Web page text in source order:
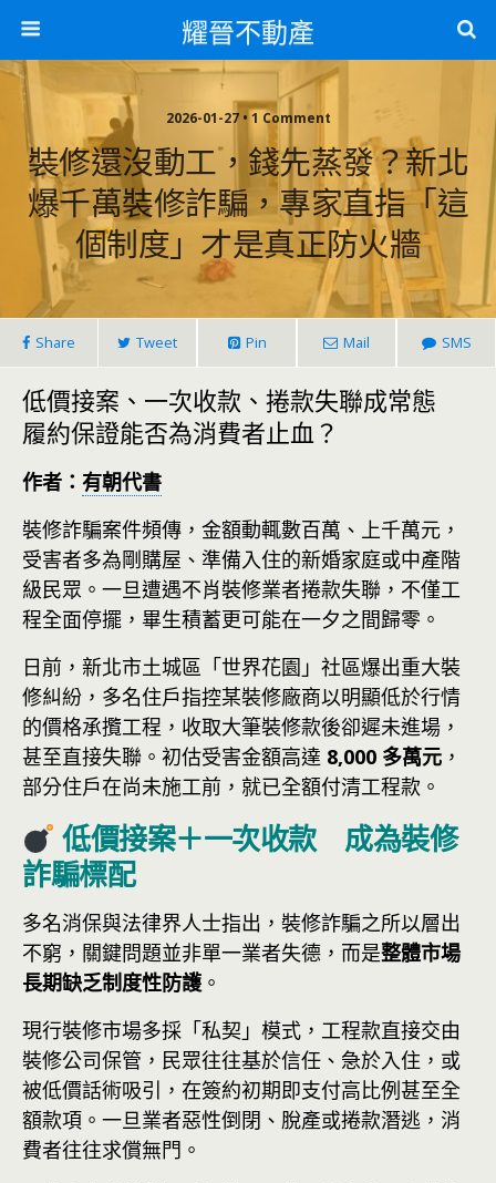
耀晉不動產
2026-01-27 • 1 Comment
裝修還沒動工，錢先蒸發？新北
爆千萬裝修詐騙，專家直指「這
個制度」才是真正防火牆
Share Tweet Pin Mail SMS
低價接案、一次收款、捲款失聯成常態
履約保證能否為消費者止血？
作者： 有朝代書
裝修詐騙案件頻傳，金額動輒數百萬、上千萬元，
受害者多為剛購屋、準備入住的新婚家庭或中產階
級民眾。一旦遭遇不肖裝修業者捲款失聯，不僅工
程全面停擺，畢生積蓄更可能在一夕之間歸零。
日前，新北市土城區「世界花園」社區爆出重大裝
修糾紛，多名住戶指控某裝修廠商以明顯低於行情
的價格承攬工程，收取大筆裝修款後卻遲未進場，
甚至直接失聯。初估受害金額高達 8,000 多萬元 ，
部分住戶在尚未施工前，就已全額付清工程款。
低價接案＋一次收款 成為裝修
詐騙標配
多名消保與法律界人士指出，裝修詐騙之所以層出
不窮，關鍵問題並非單一業者失德，而是整體市場
長期缺乏制度性防護。
現行裝修市場多採「私契」模式，工程款直接交由
裝修公司保管，民眾往往基於信任、急於入住，或
被低價話術吸引，在簽約初期即支付高比例甚至全
額款項。一旦業者惡性倒閉、脫產或捲款潛逃，消
費者往往求償無門。